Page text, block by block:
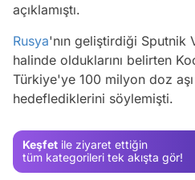
açıklamıştı.
Rusya'nın geliştirdiği Sputnik
halinde olduklarını belirten
Türkiye'ye 100 milyon doz
hedeflediklerini söylemişti.
Keşfet ile ziyaret ettiğin
tüm kategorileri tek akışta gör!